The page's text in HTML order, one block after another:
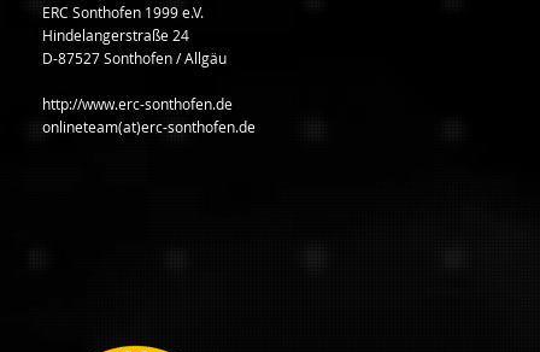
ERC Sonthofen 1999 e.V.
Hindelangerstraße 24
D-87527 Sonthofen / Allgäu
http://www.erc-sonthofen.de
onlineteam(at)erc-sonthofen.de